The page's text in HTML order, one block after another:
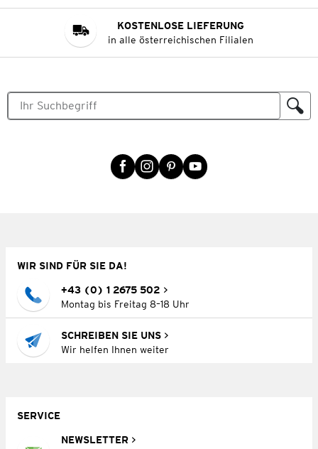
KOSTENLOSE LIEFERUNG
in alle österreichischen Filialen
WIR SIND FÜR SIE DA!
+43 (0) 1 2675 502
Montag bis Freitag 8–18 Uhr
SCHREIBEN SIE UNS
Wir helfen Ihnen weiter
SERVICE
NEWSLETTER